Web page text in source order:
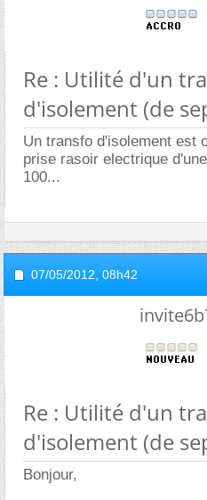
Re : Utilité d'un
d'isolement (de
Un transfo d'isolement est
prise rasoir electrique
100...
07/05/2012, 08h42
Re : Utilité d'un
d'isolement (de
Bonjour,